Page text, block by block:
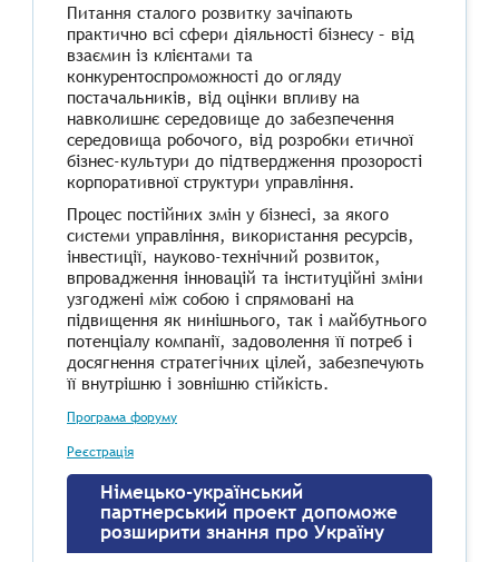
Питання сталого розвитку зачіпають
практично всі сфери діяльності бізнесу – від
взаємин із клієнтами та
конкурентоспроможності до огляду
постачальників, від оцінки впливу на
навколишнє середовище до забезпечення
середовища робочого, від розробки етичної
бізнес-культури до підтвердження прозорості
корпоративної структури управління.
Процес постійних змін у бізнесі, за якого
системи управління, використання ресурсів,
інвестиції, науково-технічний розвиток,
впровадження інновацій та інституційні зміни
узгоджені між собою і спрямовані на
підвищення як нинішнього, так і майбутнього
потенціалу компанії, задоволення її потреб і
досягнення стратегічних цілей, забезпечують
її внутрішню і зовнішню стійкість.
Програма форуму
Реєстрація
Німецько-український
партнерський проект допоможе
розширити знання про Україну